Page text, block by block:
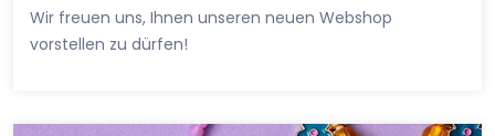
Wir freuen uns, Ihnen unseren neuen Webshop
vorstellen zu dürfen!